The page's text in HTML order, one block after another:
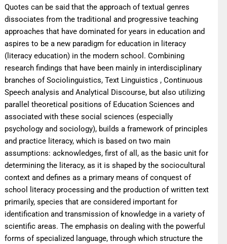
Quotes can be said that the approach of textual genres
dissociates from the traditional and progressive teaching
approaches that have dominated for years in education and
aspires to be a new paradigm for education in literacy
(literacy education) in the modern school. Combining
research findings that have been mainly in interdisciplinary
branches of Sociolinguistics, Text Linguistics , Continuous
Speech analysis and Analytical Discourse, but also utilizing
parallel theoretical positions of Education Sciences and
associated with these social sciences (especially
psychology and sociology), builds a framework of principles
and practice literacy, which is based on two main
assumptions: acknowledges, first of all, as the basic unit for
determining the literacy, as it is shaped by the sociocultural
context and defines as a primary means of conquest of
school literacy processing and the production of written text
primarily, species that are considered important for
identification and transmission of knowledge in a variety of
scientific areas. The emphasis on dealing with the powerful
forms of specialized language, through which structure the